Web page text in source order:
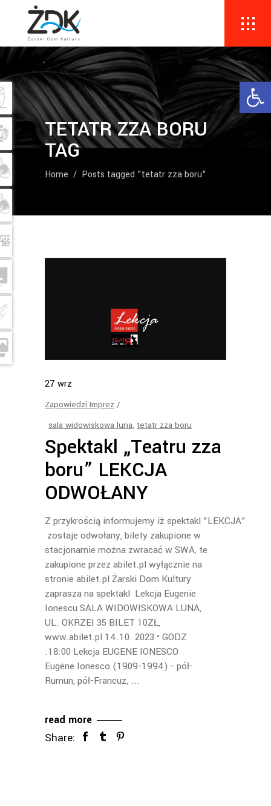
TETATR ZZA BORU
TAG
Home / Posts tagged "tetatr zza boru"
27 wrz
Zapowiedzi Imprez
sala widowiskowa luna, tetatr zza boru
Spektakl „Teatru zza
boru” LEKCJA
ODWOŁANY
Z przykrością informujemy iż spektakl "LEKCJA"
zostaje odwołany, bilety zakupione w
stacjonarnie można zwracać w SWA, te
zakupione przez abilet.pl wyłącznie na
stronie abilet.pl Żarski Dom Kultury
zaprasza na spektakl Lekcja Eugenie
Ionescu SALA WIDOWISKOWA LUNA,
UL. OKRZEI 35 BILET 10ZŁ,
www.abilet.pl 14.10. 2023 • GODZ
.18:00 Lekcja EUGENE IONESCO
Eugène Ionesco (1909-1994) - pół-
Rumun, pół-Francuz,
read more
Share: